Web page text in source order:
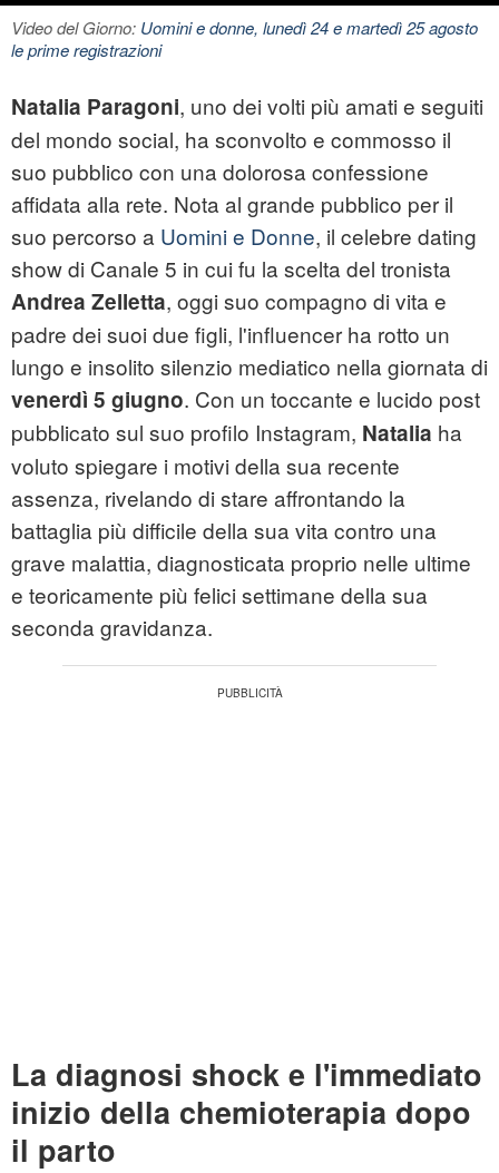
Video del Giorno: Uomini e donne, lunedì 24 e martedì 25 agosto
le prime registrazioni
Natalia Paragoni, uno dei volti più amati e seguiti
del mondo social, ha sconvolto e commosso il
suo pubblico con una dolorosa confessione
affidata alla rete. Nota al grande pubblico per il
suo percorso a Uomini e Donne, il celebre dating
show di Canale 5 in cui fu la scelta del tronista
Andrea Zelletta, oggi suo compagno di vita e
padre dei suoi due figli, l'influencer ha rotto un
lungo e insolito silenzio mediatico nella giornata di
venerdì 5 giugno. Con un toccante e lucido post
pubblicato sul suo profilo Instagram, Natalia ha
voluto spiegare i motivi della sua recente
assenza, rivelando di stare affrontando la
battaglia più difficile della sua vita contro una
grave malattia, diagnosticata proprio nelle ultime
e teoricamente più felici settimane della sua
seconda gravidanza.
La diagnosi shock e l'immediato
inizio della chemioterapia dopo
il parto